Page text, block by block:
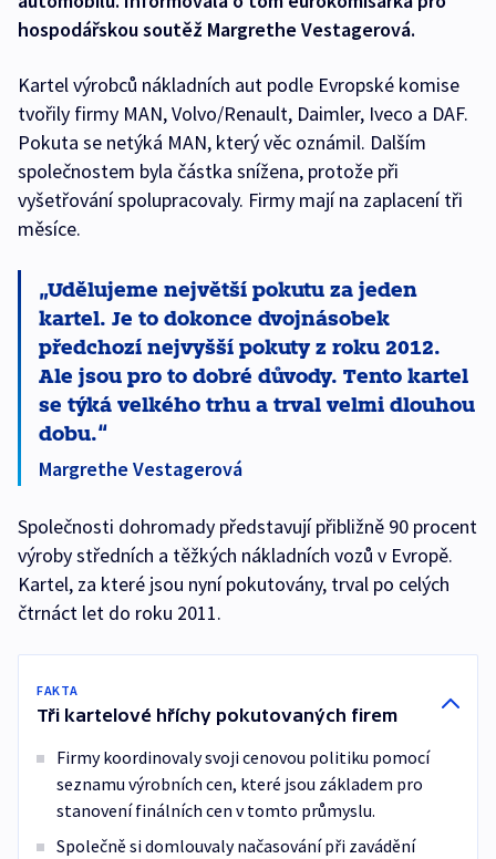
hospodářskou soutěž Margrethe Vestagerová.
Kartel výrobců nákladních aut podle Evropské komise
tvořily firmy MAN, Volvo/Renault, Daimler, Iveco a DAF.
Pokuta se netýká MAN, který věc oznámil. Dalším
společnostem byla částka snížena, protože při
vyšetřování spolupracovaly. Firmy mají na zaplacení tři
měsíce.
Udělujeme největší pokutu za jeden
kartel. Je to dokonce dvojnásobek
předchozí nejvyšší pokuty z roku 2012.
Ale jsou pro to dobré důvody. Tento kartel
se týká velkého trhu a trval velmi dlouhou
dobu.
Margrethe Vestagerová
Společnosti dohromady představují přibližně 90 procent
výroby středních a těžkých nákladních vozů v Evropě.
Kartel, za které jsou nyní pokutovány, trval po celých
čtrnáct let do roku 2011.
FAKTA
Tři kartelové hříchy pokutovaných firem
Firmy koordinovaly svoji cenovou politiku pomocí
seznamu výrobních cen, které jsou základem pro
stanovení finálních cen v tomto průmyslu.
Společně si domlouvaly načasování při zavádění